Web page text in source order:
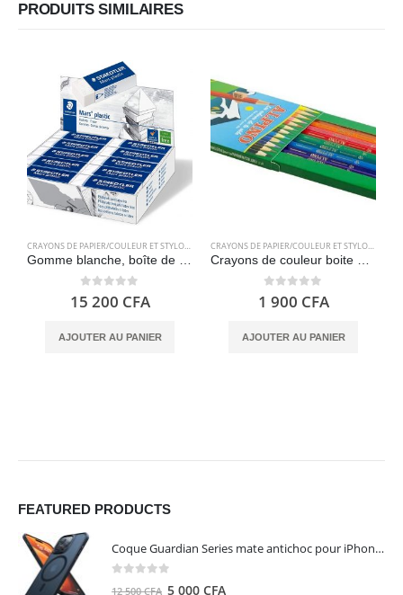
PRODUITS SIMILAIRES
CRAYONS DE PAPIER/COULEUR ET STYLOS, FOURNITURES SCOLAIRES
Gomme blanche, boîte de 20 unités – Staedtler Mars Plastic 526 50
0 out of 5
15 200 CFA
AJOUTER AU PANIER
CRAYONS DE PAPIER/COULEUR ET STYLOS,
Crayons de couleur boite de 12 – Alpino 654
0 out of 5
1 900 CFA
AJOUTER AU PANIER
FEATURED PRODUCTS
Coque Guardian Series mate antichoc pour iPhone 15 Pro Max avec Magsafe Noir - Torras
12 500CFA Le
5 000 CFA